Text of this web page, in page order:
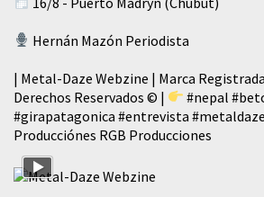
Hernán Mazón Periodista
| Metal-Daze Webzine | Marca
Derechos Reservados © |
#nepal
#girapatagonica #entrevista
Producciónes RGB Producciones